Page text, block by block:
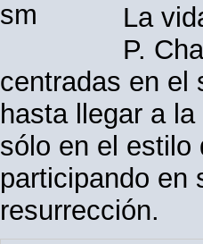
La
P.
centradas en el
hasta llegar a
sólo en el estilo
participando en
resurrección.